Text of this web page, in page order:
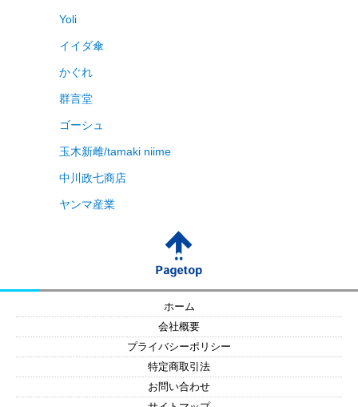
Yoli
イイダ傘
かぐれ
群言堂
ゴーシュ
玉木新雌/tamaki niime
中川政七商店
ヤンマ産業
ホーム
会社概要
プライバシーポリシー
特定商取引法
お問い合わせ